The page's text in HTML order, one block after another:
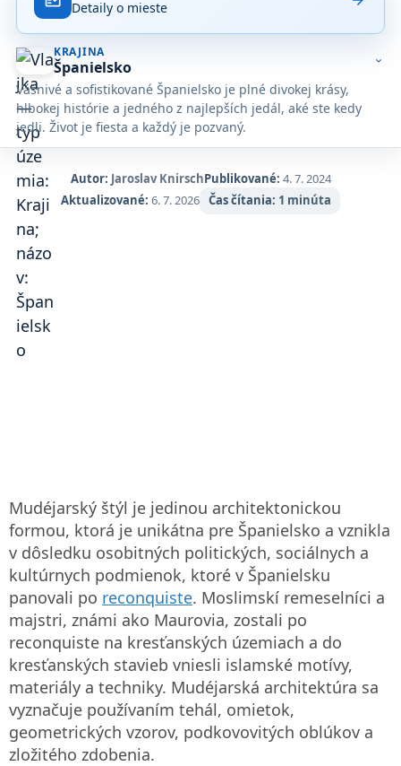
základe
2 411
hodnotení
na
Google
Maps.
Detaily o mieste
KRAJINA
Španielsko
Vášnivé a sofistikované Španielsko je plné divokej krásy,
hlbokej histórie a jedného z najlepších jedál, aké ste kedy
jedli. Život je fiesta a každý je pozvaný.
expand_more
Autor: Jaroslav KnirschPublikované: 4. 7. 2024
Aktualizované: 6. 7. 2026 Čas čítania: 1 minúta
Mudéjarský štýl je jedinou architektonickou
formou, ktorá je unikátna pre Španielsko a vznikla
v dôsledku osobitných politických, sociálnych a
kultúrnych podmienok, ktoré v Španielsku
panovali po reconquiste. Moslimskí remeselníci a
majstri, známi ako Maurovia, zostali po
reconquiste na kresťanských územiach a do
kresťanských stavieb vniesli islamské motívy,
materiály a techniky. Mudéjarská architektúra sa
vyznačuje používaním tehál, omietok,
geometrických vzorov, podkovovitých oblúkov a
zložitého zdobenia.